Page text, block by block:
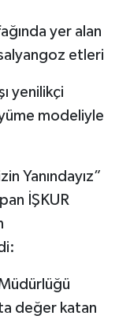
yer alan
etleri
yenilikçi
modeliyle
Yanındayız”
İŞKUR
değer katan